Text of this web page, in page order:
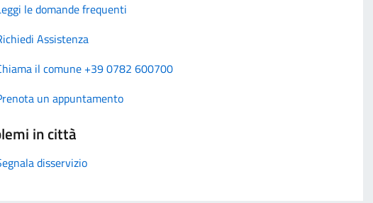
le domande frequenti
Assistenza
il comune +39 0782 600700
un appuntamento
in città
disservizio